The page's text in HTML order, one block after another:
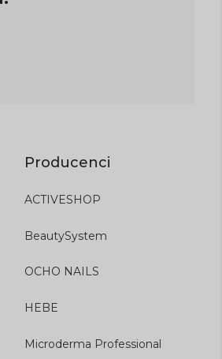
Producenci
ACTIVESHOP
BeautySystem
OCHO NAILS
HEBE
Microderma Professional